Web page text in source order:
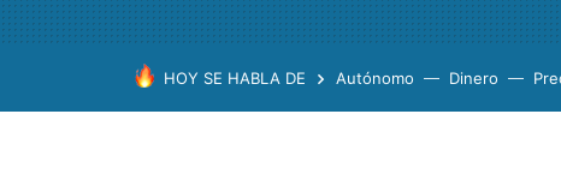
HOY SE HABLA DE Autónomo Dinero